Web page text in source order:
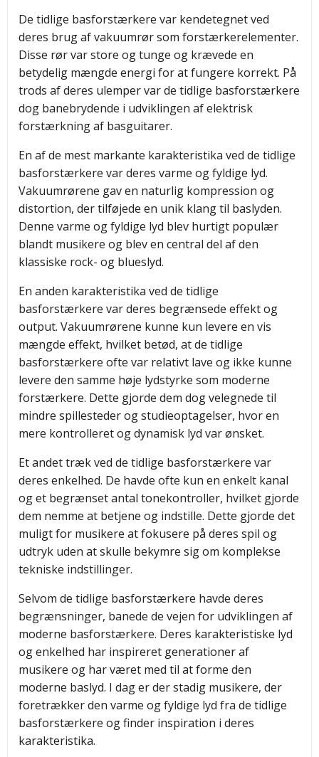
De tidlige basforstærkere var kendetegnet ved
deres brug af vakuumrør som forstærkerelementer.
Disse rør var store og tunge og krævede en
betydelig mængde energi for at fungere korrekt. På
trods af deres ulemper var de tidlige basforstærkere
dog banebrydende i udviklingen af elektrisk
forstærkning af basguitarer.
En af de mest markante karakteristika ved de tidlige
basforstærkere var deres varme og fyldige lyd.
Vakuumrørene gav en naturlig kompression og
distortion, der tilføjede en unik klang til baslyden.
Denne varme og fyldige lyd blev hurtigt populær
blandt musikere og blev en central del af den
klassiske rock- og blueslyd.
En anden karakteristika ved de tidlige
basforstærkere var deres begrænsede effekt og
output. Vakuumrørene kunne kun levere en vis
mængde effekt, hvilket betød, at de tidlige
basforstærkere ofte var relativt lave og ikke kunne
levere den samme høje lydstyrke som moderne
forstærkere. Dette gjorde dem dog velegnede til
mindre spillesteder og studieoptagelser, hvor en
mere kontrolleret og dynamisk lyd var ønsket.
Et andet træk ved de tidlige basforstærkere var
deres enkelhed. De havde ofte kun en enkelt kanal
og et begrænset antal tonekontroller, hvilket gjorde
dem nemme at betjene og indstille. Dette gjorde det
muligt for musikere at fokusere på deres spil og
udtryk uden at skulle bekymre sig om komplekse
tekniske indstillinger.
Selvom de tidlige basforstærkere havde deres
begrænsninger, banede de vejen for udviklingen af
moderne basforstærkere. Deres karakteristiske lyd
og enkelhed har inspireret generationer af
musikere og har været med til at forme den
moderne baslyd. I dag er der stadig musikere, der
foretrækker den varme og fyldige lyd fra de tidlige
basforstærkere og finder inspiration i deres
karakteristika.